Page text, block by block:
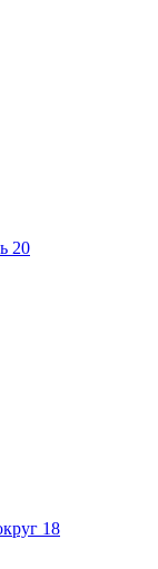
20
18